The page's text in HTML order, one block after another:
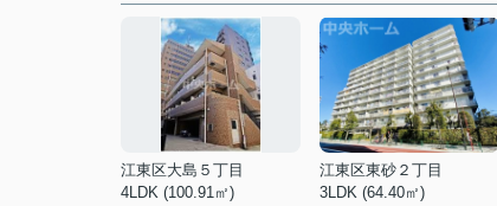
江東区大島５丁目
4LDK (100.91㎡)
江東区東砂２丁目
3LDK (64.40㎡)